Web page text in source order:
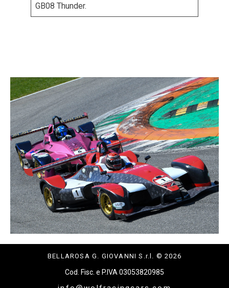
GB08 Thunder.
BELLAROSA G. GIOVANNI S.r.l. © 2026
Cod. Fisc. e P.IVA 03053820985